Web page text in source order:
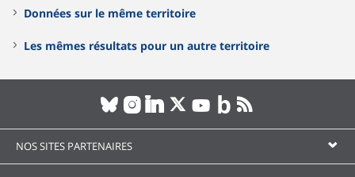
Données sur le même territoire
Les mêmes résultats pour un autre territoire
NOS SITES PARTENAIRES